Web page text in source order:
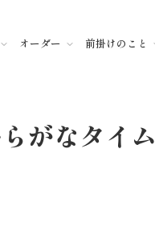
オーダー 前掛けのこと
がなタイ